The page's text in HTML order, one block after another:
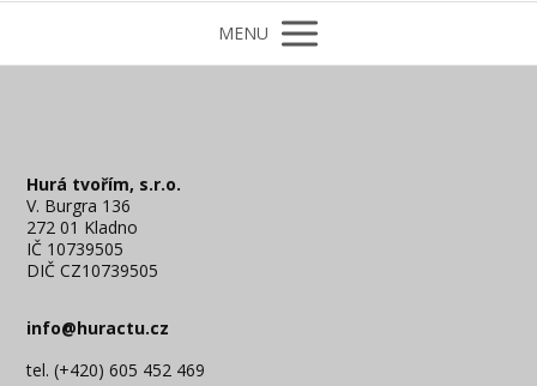
MENU
Hurá tvořím, s.r.o.
V. Burgra 136
272 01 Kladno
IČ 10739505
DIČ CZ10739505
info@huractu.cz
tel. (+420) 605 452 469